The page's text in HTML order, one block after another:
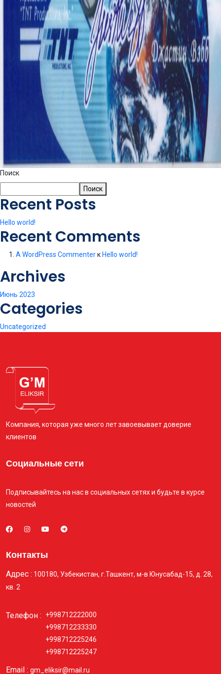
Поиск
Поиск
Recent Posts
Hello world!
Recent Comments
A WordPress Commenterк Hello world!
Archives
Июнь 2023
Categories
Uncategorized
Компания, которая уже много лет завоевывает доверие
клиентов
Социальные сети
Подписывайтесь на нас в социальных сетях и будьте в курсе
новостей
Контакты
Адрес : 100180, Узбекистан, г.Ташкент, м-в Юнусабад-15, д. 28,
кв. 2
Телефон :
+998712222000
+998712233330
+998712225246
+998712225247
Email : gm_eliksir@mail.ru